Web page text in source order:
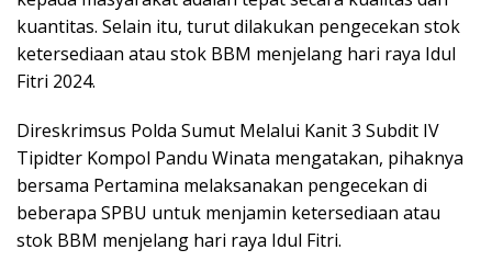
kuantitas. Selain itu, turut dilakukan pengecekan stok
ketersediaan atau stok BBM menjelang hari raya Idul
Fitri 2024.
Direskrimsus Polda Sumut Melalui Kanit 3 Subdit IV
Tipidter Kompol Pandu Winata mengatakan, pihaknya
bersama Pertamina melaksanakan pengecekan di
beberapa SPBU untuk menjamin ketersediaan atau
stok BBM menjelang hari raya Idul Fitri.